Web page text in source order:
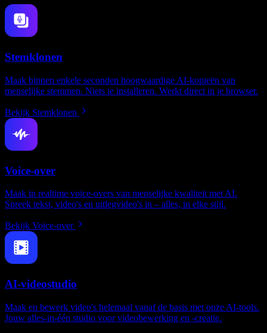
Stemklonen
Maak binnen enkele seconden hoogwaardige AI-kopieën van
menselijke stemmen. Niets te installeren. Werkt direct in je browser.
Bekijk Stemklonen
Voice-over
Maak in realtime voice-overs van menselijke kwaliteit met AI.
Spreek tekst, video's en uitlegvideo's in – alles, in elke stijl.
Bekijk Voice-over
AI-videostudio
Maak en bewerk video's helemaal vanaf de basis met onze AI-tools.
Jouw alles-in-één studio voor videobewerking en -creatie.